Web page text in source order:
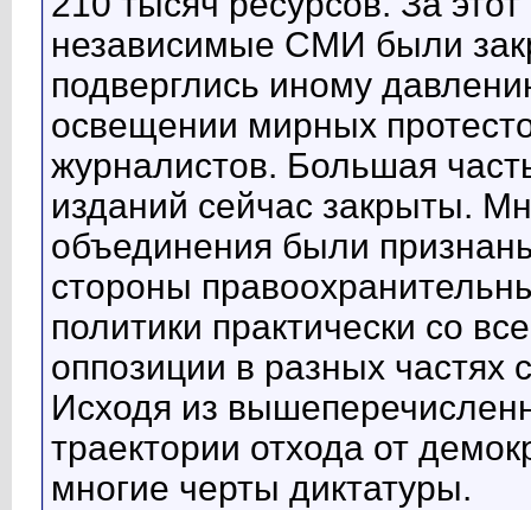
независимые СМИ были
подверглись иному
освещении мирных
журналистов. Большая
изданий сейчас закрыты.
объединения были
стороны
политики практически со
оппозиции в разных частях
Исходя из
траектории отхода от
многие черты диктатуры.